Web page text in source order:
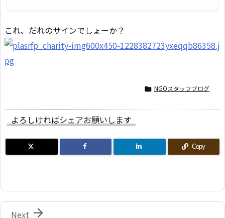
これ、だれのサインでしょーか？
 NGOスタッフブログ
よろしければシェアお願いします
Copy

Next